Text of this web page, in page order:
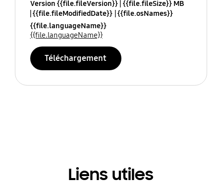
Version {{file.fileVersion}} {{file.fileSize}} MB
{{file.fileModifiedDate}} {{file.osNames}}
{{file.languageName}}
{{file.languageName}}
Téléchargement
Liens utiles